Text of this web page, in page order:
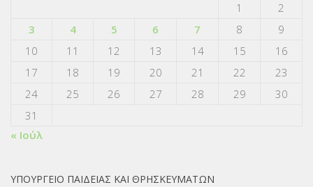
1
2
3
4 5 6 7 8
9
10
11 12 13 14 15
16
17
18 19 20 21 22
23
24
25 26 27 28 29
30
31
« Ιούλ
ΥΠΟΥΡΓΕΙΟ ΠΑΙΔΕΙΑΣ ΚΑΙ ΘΡΗΣΚΕΥΜΑΤΩΝ